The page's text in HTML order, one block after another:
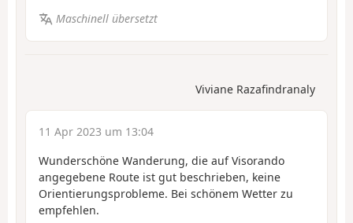
Maschinell übersetzt
Viviane Razafindranaly
11 Apr 2023 um 13:04
Wunderschöne Wanderung, die auf Visorando
angegebene Route ist gut beschrieben, keine
Orientierungsprobleme. Bei schönem Wetter zu
empfehlen.